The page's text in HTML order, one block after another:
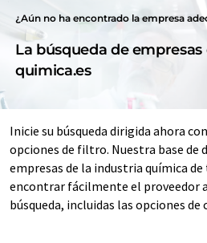
¿Aún no ha encontrado la empresa
La búsqueda de empresas
quimica.es
Inicie su búsqueda dirigida ahora
opciones de filtro. Nuestra base de
empresas de la industria química
encontrar fácilmente el proveedor
búsqueda, incluidas las opciones de